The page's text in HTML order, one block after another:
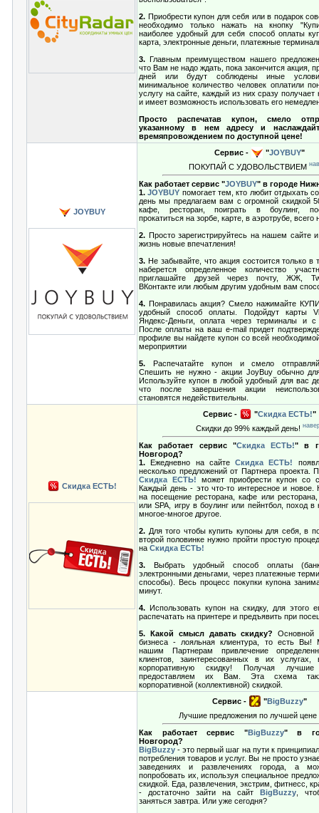
2. Приобрести купон для себя или в подарок
необходимо только нажать на кнопку
наиболее удобный для себя способ оплаты
карта, электронные деньги, платежные
3. Главным преимуществом нашего
что Вам не надо ждать, пока закончится акция,
дней или будут соблюдены иные
минимальное количество человек оплатили
услугу на сайте, каждый из них сразу получает
и имеет возможность использовать его
Просто распечатав купон, смело
указанному в нем адресу и
времяпровождением по доступной цене!
JOYBUY
Сервис - "JOYBUY"
ПОКУПАЙ С УДОВОЛЬСТВИЕМ
Как работает сервис "JOYBUY" в городе
1. JOYBUY помогает тем, кто любит отдыхать
день мы предлагаем вам с огромной скидкой
кафе, ресторан, поиграть в боулинг,
прокатиться на зорбе, карте, в аэротрубе, всего
2. Просто зарегистрируйтесь на нашем сайте
жизнь новые впечатления!
3. Не забывайте, что акция состоится только в
наберется определенное количество
приглашайте друзей через почту, ЖЖ,
ВКонтакте или любым другим удобным вам
4. Понравилась акция? Смело нажимайте
удобный способ оплаты. Подойдут карты
Яндекс-Деньги, оплата через терминалы и
После оплаты на ваш e-mail придет
профиле вы найдете купон со всей
мероприятии
5. Распечатайте купон и смело
Спешить не нужно - акции JoyBuy обычно
Используйте купон в любой удобный для вас
что после завершения акции
становятся недействительны.
Скидка ЕСТЬ!
Сервис - "Скидка ЕСТЬ!"
Скидки до 99% каждый день!
Как работает сервис "Скидка ЕСТЬ!" в
Новгород?
1. Ежедневно на сайте Скидка ЕСТЬ!
несколько предложений от Партнера проекта.
Скидка ЕСТЬ! может приобрести купон со
Каждый день - это что-то интересное и новое.
на посещение ресторана, кафе или
или SPA, игру в боулинг или пейнтбол, поход в
многое-многое другое.
2. Для того чтобы купить купоны для себя, в
второй половинке нужно пройти простую
на Скидка ЕСТЬ!
3. Выбрать удобный способ оплаты
электронными деньгами, через платежные
способы). Весь процесс покупки купона
минут.
4. Использовать купон на скидку, для этого
распечатать на принтере и предъявить при
5. Какой смысл давать скидку?
Основной
бизнеса - лояльная клиентура, то есть Вы!
нашим Партнерам привлечение
клиентов, заинтересованных в их услугах,
корпоративную скидку! Получая
предоставляем их Вам. Эта схема
корпоративной (коллективной) скидкой.
Сервис - "BigBuzzy"
Лучшие предложения по лучшей цене
Как работает сервис "BigBuzzy" в
Новгород?
BigBuzzy - это первый шаг на пути к
потребления товаров и услуг. Вы не просто
заведениях и развлечениях города, а
попробовать их, используя специальное
скидкой. Еда, развлечения, экстрим, фитнесс,
- достаточно зайти на сайт
BigBuzzy,
заняться завтра. Или уже сегодня?